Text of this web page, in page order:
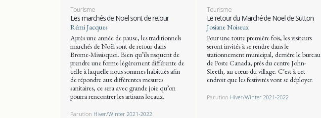
Tourisme
Les marchés de Noël sont de retour
Rémi Jacques
Après une année de pause, les traditionnels
marchés de Noël sont de retour dans
Brome-Missisquoi. Bien qu’ils risquent de
prendre une forme légèrement différente de
celle à laquelle nous sommes habitués afin
de répondre aux différentes mesures
sanitaires, ce sera avec grande joie qu’on
pourra rencontrer les artisans locaux.
Parution Hiver/Winter 2021-2022
Tourisme
Le retour du Marché de Noël de Sutton
Josiane Noiseux
Pour une toute première fois, les visiteurs
seront invités à se rendre dans le
stationnement municipal, derrière le bureau
de Poste Canada, près du centre John-
Sleeth, au cœur du village. C’est à cet
endroit que les festivités vont se déployer.
Parution Hiver/Winter 2021-2022